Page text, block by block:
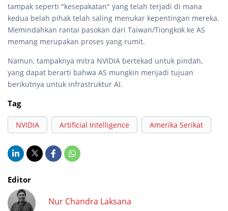
tampak seperti "kesepakatan" yang telah terjadi di mana
kedua belah pihak telah saling menukar kepentingan mereka.
Memindahkan rantai pasokan dari Taiwan/Tiongkok ke AS
memang merupakan proses yang rumit.
Namun, tampaknya mitra NVIDIA bertekad untuk pindah,
yang dapat berarti bahwa AS mungkin menjadi tujuan
berikutnya untuk infrastruktur AI.
Tag
NVIDIA Artificial Intelligence Amerika Serikat
Editor
Nur Chandra Laksana